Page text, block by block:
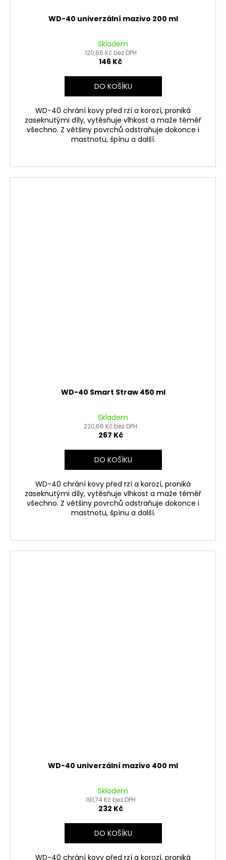
WD-40 univerzální mazivo 200 ml
Skladem
120,66 Kč bez DPH
146 Kč
DO KOŠÍKU
WD-40 chrání kovy před rzí a korozí, proniká
zaseknutými díly, vytěsňuje vlhkost a maže téměř
všechno. Z většiny povrchů odstraňuje dokonce i
mastnotu, špínu a další.
WD-40 Smart Straw 450 ml
Skladem
220,66 Kč bez DPH
267 Kč
DO KOŠÍKU
WD-40 chrání kovy před rzí a korozí, proniká
zaseknutými díly, vytěsňuje vlhkost a maže téměř
všechno. Z většiny povrchů odstraňuje dokonce i
mastnotu, špínu a další.
WD-40 univerzální mazivo 400 ml
Skladem
191,74 Kč bez DPH
232 Kč
DO KOŠÍKU
WD-40 chrání kovy před rzí a korozí, proniká